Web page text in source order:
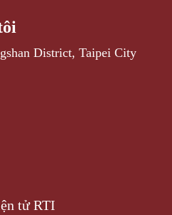
District, Taipei City
tử RTI